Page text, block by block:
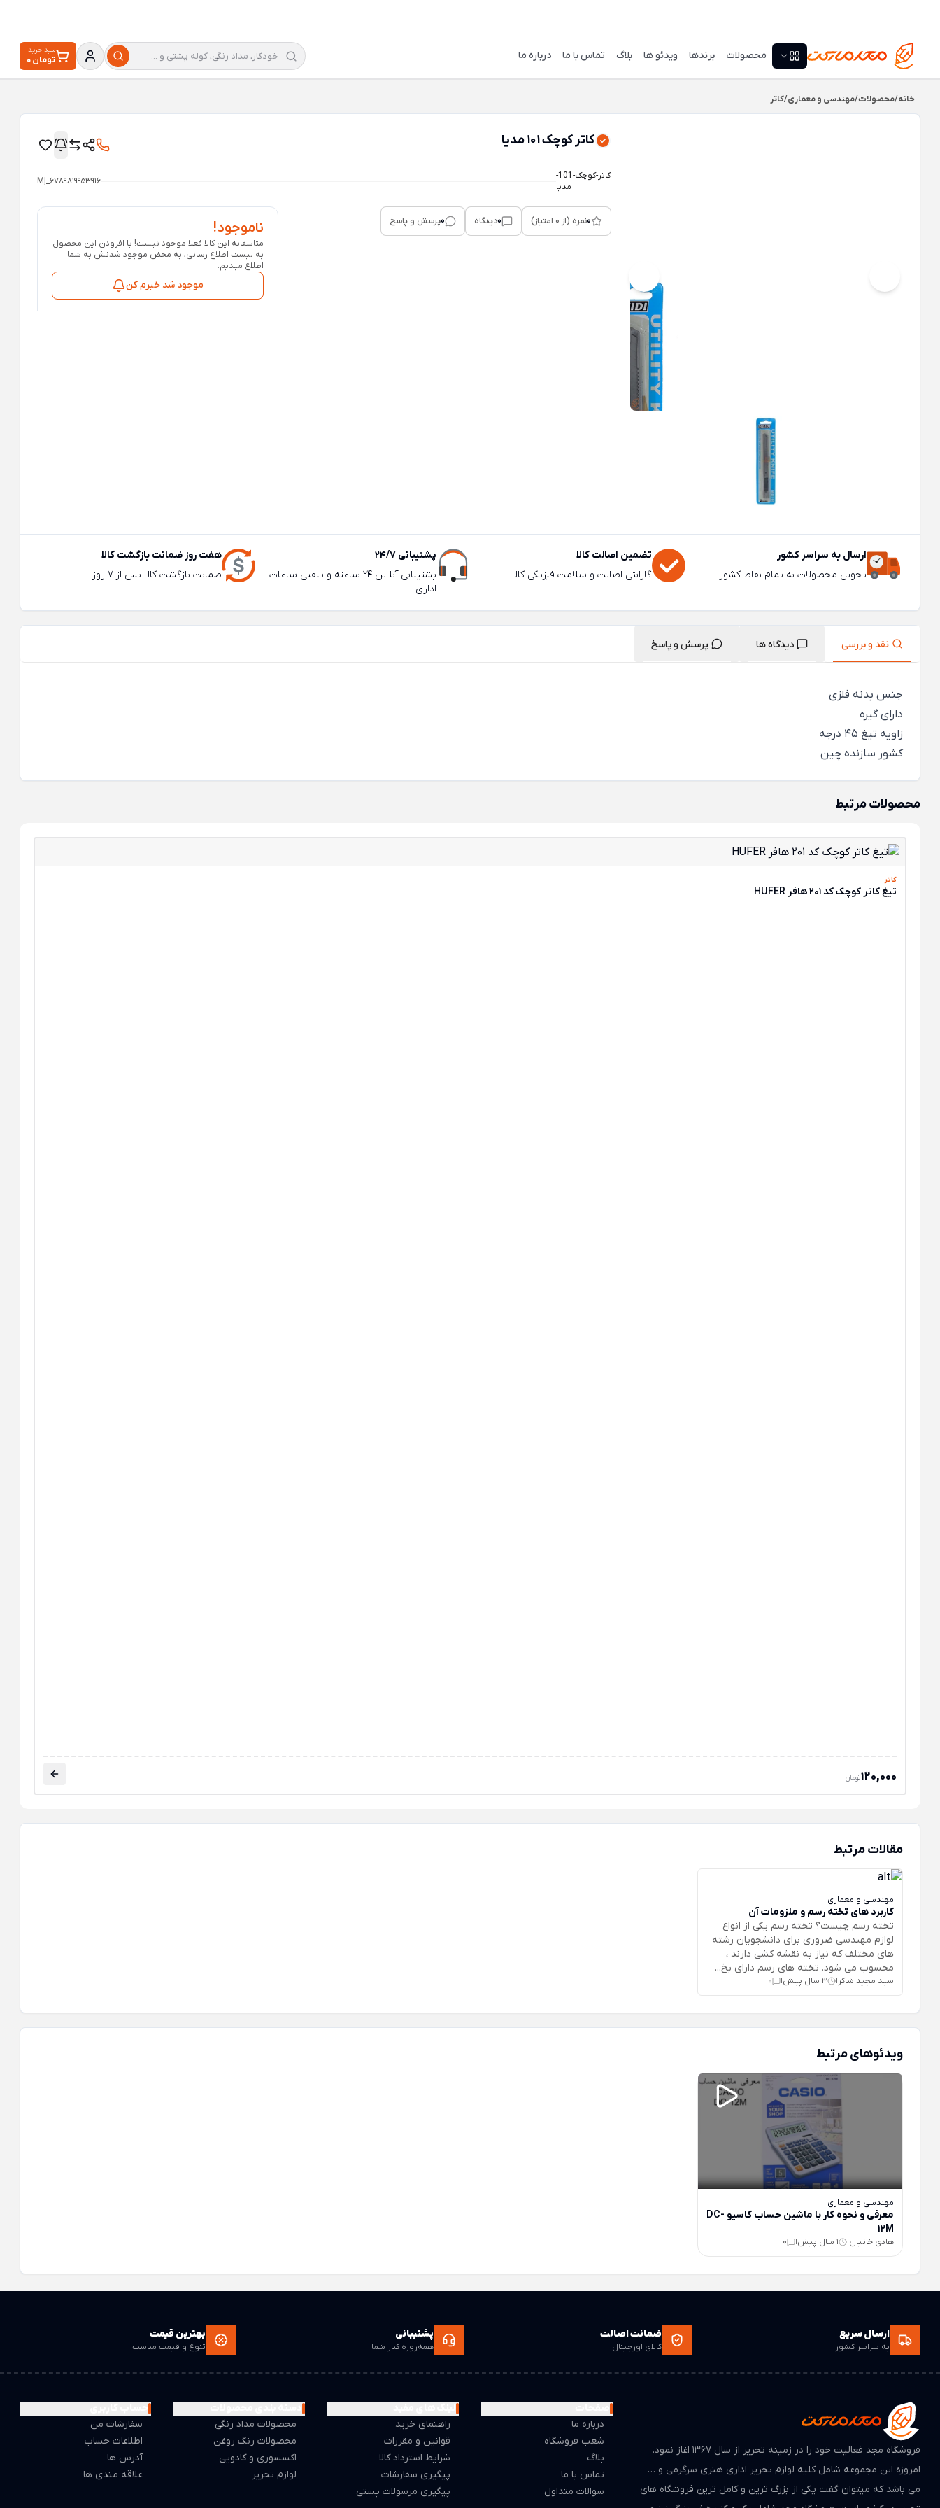
محصولات برندها ویدئو ها بلاگ تماس با ما درباره ما سبد خرید
0 تومان
خانه/محصولات/مهندسی و معماری/کاتر
کاتر کوچک 101 مدیا
کاتر-کوچک-101-
مدیا
Mj_6789819953916
0نمره (از 0 امتیاز) 0دیدگاه 0پرسش و پاسخ ناموجود!
متاسفانه این کالا فعلا موجود نیست! با افزودن این محصول
به لیست اطلاع رسانی، به محض موجود شدنش به شما
اطلاع میدیم.
موجود شد خبرم کن
ارسال به سراسر کشور
تحویل محصولات به تمام نقاط کشور
تضمین اصالت کالا
گارانتی اصالت و سلامت فیزیکی کالا
پشتیبانی 24/7
پشتیبانی آنلاین 24 ساعته و تلفنی ساعات
اداری
هفت روز ضمانت بازگشت کالا
ضمانت بازگشت کالا پس از 7 روز
نقد و بررسی دیدگاه ها پرسش و پاسخ
جنس بدنه فلزی
دارای گیره
زاویه تیغ 45 درجه
کشور سازنده چین
محصولات مرتبط
کاتر
تیغ کاتر کوچک کد 201 هافر HUFER
120,000تومان
مقالات مرتبط
مهندسی و معماری
کاربرد های تخته رسم و ملزومات آن
تخته رسم چیست؟ تخته رسم یکی از انواع
لوازم مهندسی ضروری برای دانشجویان رشته
های مختلف که نیاز به نقشه کشی دارند ،
محسوب می شود. تخته های رسم دارای بخ...
سید مجید شاکر | 3 سال پیش |
0
ویدئوهای مرتبط
مهندسی و معماری
معرفی و نحوه کار با ماشین حساب کاسیو DC-
12M
هادی خانیان| 1 سال پیش |
0
ارسال سریع
به سراسر کشور
ضمانت اصالت
کالای اورجینال
پشتیبانی
همه‌روزه کنار شما
بهترین قیمت
تنوع و قیمت مناسب
فروشگاه مجد فعالیت خود را در زمینه تحریر از سال ۱۳۶۷ اغاز نمود.
امروزه این مجموعه شامل کلیه لوازم تحریر اداری هنری سرگرمی و …
می باشد که میتوان گفت یکی از بزرگ ترین و کامل ترین فروشگاه های
درباره ما
شعب فروشگاه
بلاگ
تماس با ما
سوالات متداول
راهنمای خرید
قوانین و مقررات
شرایط استرداد کالا
پیگیری سفارشات
پیگیری مرسولات پستی
محصولات مداد رنگی
محصولات رنگ روغن
اکسسوری و کادویی
لوازم تحریر
سفارشات من
اطلاعات حساب
آدرس ها
علاقه مندی ها